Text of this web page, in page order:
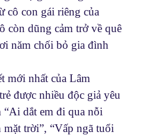
cô con gái riêng của
còn dũng cảm trở về quê
năm chối bỏ gia đình
mới nhất của Lâm
được nhiều độc giả yêu
“Ai dắt em đi qua nỗi
mặt trời”, “Vấp ngã tuổi